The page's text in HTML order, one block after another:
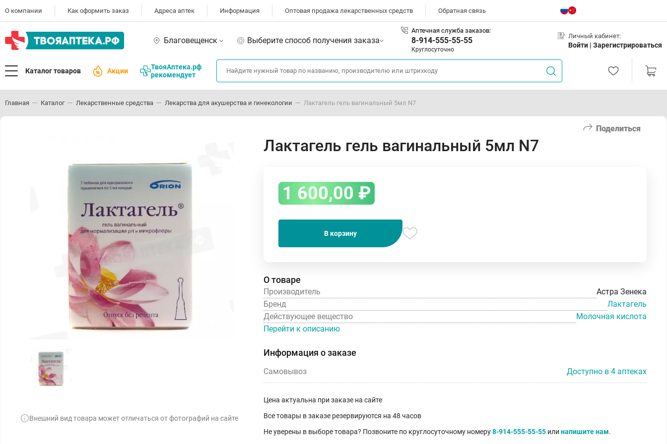
О компании Как оформить заказ Адреса аптек Информация Оптовая продажа лекарственных средств Обратная связь
Благовещенск Выберите способ получения заказа
Аптечная служба заказов:
8-914-555-55-55
Круглосуточно
Личный кабинет:
Войти | Зарегистрироваться
Каталог товаров Акции
ТвояАптека.рф
рекомендует
Главная Каталог Лекарственные средства Лекарства для акушерства и гинекологии Лактагель гель вагинальный 5мл N7
Поделиться
Внешний вид товара может отличаться от фотографий на сайте
Лактагель гель вагинальный 5мл N7
1 600,00 ₽
В корзину
О товаре
Производитель
Астра Зенека
Бренд
Лактагель
Действующее вещество
Молочная кислота
Перейти к описанию
Информация о заказе
Самовывоз Доступно в 4 аптеках
Цена актуальна при заказе на сайте
Все товары в заказе резервируются на 48 часов
Не уверены в выборе товара? Позвоните по круглосуточному номеру8-914-555-55-55 или напишите нам.